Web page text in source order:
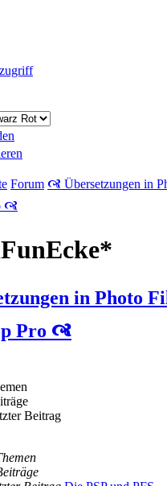
Forum 🙧 Übersetzungen in
🙧
in Photo
Pro 🙧
Beitrag